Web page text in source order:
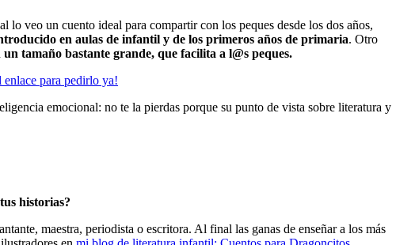
lo veo un cuento ideal para compartir con los peques desde los dos años,
en aulas de infantil y de los primeros años de primaria. Otro
tamaño bastante grande, que facilita a l@s peques.
enlace para pedirlo ya!
emocional: no te la pierdas porque su punto de vista sobre literatura y
historias?
maestra, periodista o escritora. Al final las ganas de enseñar a los más